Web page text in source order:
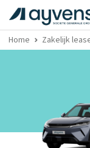
Home Zakelijk